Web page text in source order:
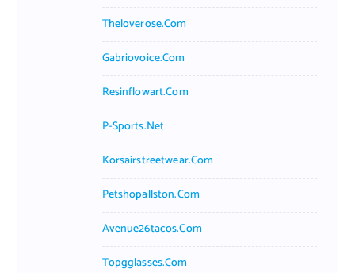
Theloverose.com
Gabriovoice.com
Resinflowart.com
P-Sports.net
Korsairstreetwear.com
Petshopallston.com
Avenue26tacos.com
Topgglasses.com